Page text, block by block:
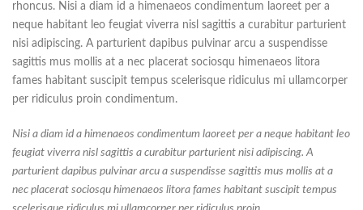
rhoncus. Nisi a diam id a himenaeos condimentum laoreet per a
neque habitant leo feugiat viverra nisl sagittis a curabitur parturient
nisi adipiscing. A parturient dapibus pulvinar arcu a suspendisse
sagittis mus mollis at a nec placerat sociosqu himenaeos litora
fames habitant suscipit tempus scelerisque ridiculus mi ullamcorper
per ridiculus proin condimentum.
Nisi a diam id a himenaeos condimentum laoreet per a neque habitant leo
feugiat viverra nisl sagittis a curabitur parturient nisi adipiscing. A
parturient dapibus pulvinar arcu a suspendisse sagittis mus mollis at a
nec placerat sociosqu himenaeos litora fames habitant suscipit tempus